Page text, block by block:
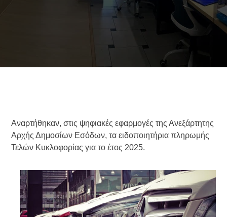
Αναρτήθηκαν, στις ψηφιακές εφαρμογές της Ανεξάρτητης
Αρχής Δημοσίων Εσόδων, τα ειδοποιητήρια πληρωμής
Τελών Κυκλοφορίας για το έτος 2025.